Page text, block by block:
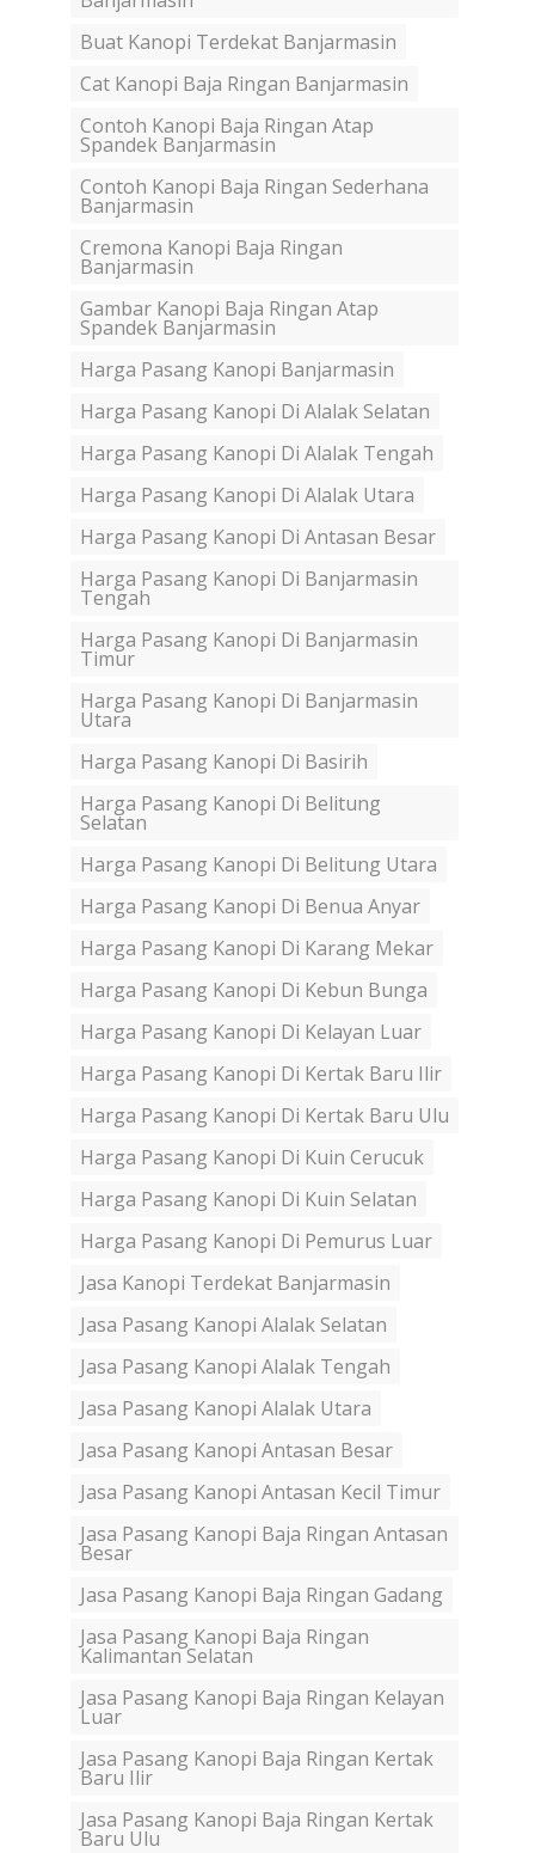
Buat Kanopi Terdekat Banjarmasin
Cat Kanopi Baja Ringan Banjarmasin
Contoh Kanopi Baja Ringan Atap
Spandek Banjarmasin
Contoh Kanopi Baja Ringan Sederhana
Banjarmasin
Cremona Kanopi Baja Ringan
Banjarmasin
Gambar Kanopi Baja Ringan Atap
Spandek Banjarmasin
Harga Pasang Kanopi Banjarmasin
Harga Pasang Kanopi Di Alalak Selatan
Harga Pasang Kanopi Di Alalak Tengah
Harga Pasang Kanopi Di Alalak Utara
Harga Pasang Kanopi Di Antasan Besar
Harga Pasang Kanopi Di Banjarmasin
Tengah
Harga Pasang Kanopi Di Banjarmasin
Timur
Harga Pasang Kanopi Di Banjarmasin
Utara
Harga Pasang Kanopi Di Basirih
Harga Pasang Kanopi Di Belitung
Selatan
Harga Pasang Kanopi Di Belitung Utara
Harga Pasang Kanopi Di Benua Anyar
Harga Pasang Kanopi Di Karang Mekar
Harga Pasang Kanopi Di Kebun Bunga
Harga Pasang Kanopi Di Kelayan Luar
Harga Pasang Kanopi Di Kertak Baru Ilir
Harga Pasang Kanopi Di Kertak Baru Ulu
Harga Pasang Kanopi Di Kuin Cerucuk
Harga Pasang Kanopi Di Kuin Selatan
Harga Pasang Kanopi Di Pemurus Luar
Jasa Kanopi Terdekat Banjarmasin
Jasa Pasang Kanopi Alalak Selatan
Jasa Pasang Kanopi Alalak Tengah
Jasa Pasang Kanopi Alalak Utara
Jasa Pasang Kanopi Antasan Besar
Jasa Pasang Kanopi Antasan Kecil Timur
Jasa Pasang Kanopi Baja Ringan Antasan
Besar
Jasa Pasang Kanopi Baja Ringan Gadang
Jasa Pasang Kanopi Baja Ringan
Kalimantan Selatan
Jasa Pasang Kanopi Baja Ringan Kelayan
Luar
Jasa Pasang Kanopi Baja Ringan Kertak
Baru Ilir
Jasa Pasang Kanopi Baja Ringan Kertak
Baru Ulu